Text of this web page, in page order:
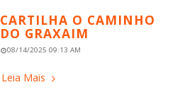
CARTILHA O CAMINHO
DO GRAXAIM
08/14/2025 09:13 AM
Leia Mais